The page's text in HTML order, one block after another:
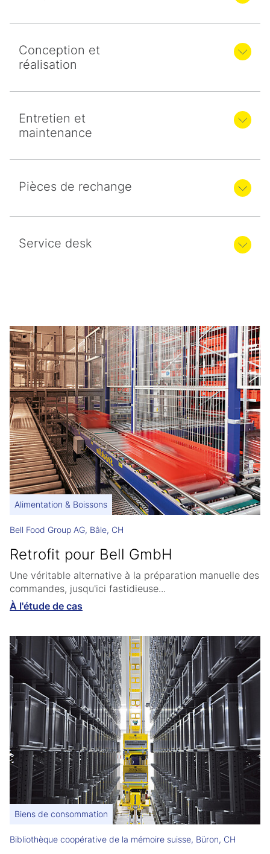
Conception et
réalisation
Entretien et
maintenance
Pièces de rechange
Service desk
Alimentation & Boissons
Bell Food Group AG, Bâle, CH
Retrofit pour Bell GmbH
Une véritable alternative à la préparation manuelle des
commandes, jusqu'ici fastidieuse...
À l'étude de cas
Biens de consommation
Bibliothèque coopérative de la mémoire suisse, Büron, CH